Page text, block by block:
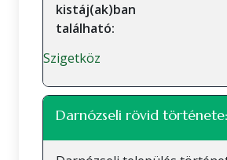
kistáj(ak)ban
található:
Szigetköz
Darnózseli rövid története: